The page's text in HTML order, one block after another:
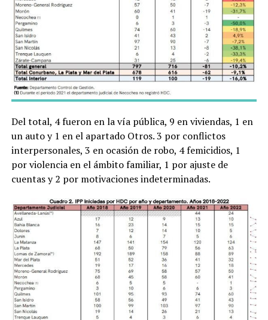
Del total, 4 fueron en la vía pública, 9 en viviendas, 1 en
un auto y 1 en el apartado Otros. 3 por conflictos
interpersonales, 3 en ocasión de robo, 4 femicidios, 1
por violencia en el ámbito familiar, 1 por ajuste de
cuentas y 2 por motivaciones indeterminadas.